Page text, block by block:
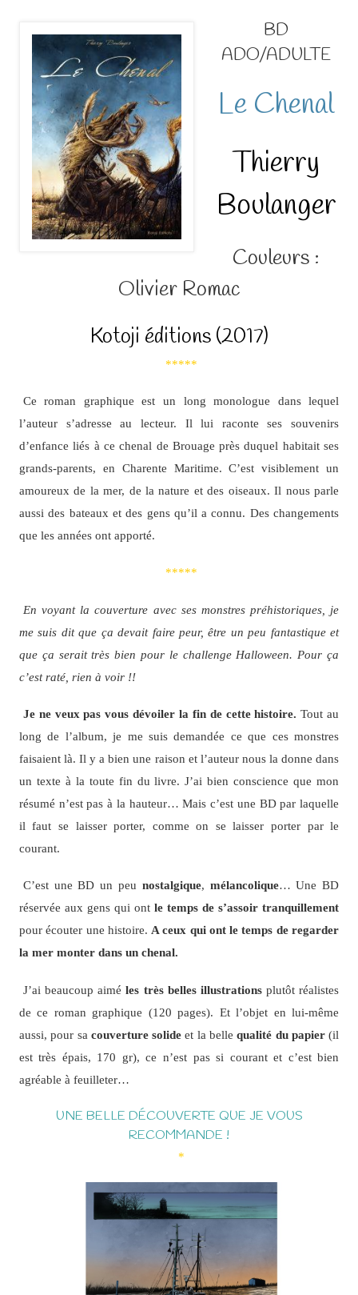
BD
ADO/ADULTE
Le Chenal
Thierry
Boulanger
Couleurs :
Olivier Romac
Kotoji éditions (2017)
*****
Ce roman graphique est un long monologue dans lequel
l’auteur s’adresse au lecteur. Il lui raconte ses souvenirs
d’enfance liés à ce chenal de Brouage près duquel habitait ses
grands-parents, en Charente Maritime. C’est visiblement un
amoureux de la mer, de la nature et des oiseaux. Il nous parle
aussi des bateaux et des gens qu’il a connu. Des changements
que les années ont apporté.
*****
En voyant la couverture avec ses monstres préhistoriques, je
me suis dit que ça devait faire peur, être un peu fantastique et
que ça serait très bien pour le challenge Halloween. Pour ça
c’est raté, rien à voir !!
Je ne veux pas vous dévoiler la fin de cette histoire. Tout au
long de l’album, je me suis demandée ce que ces monstres
faisaient là. Il y a bien une raison et l’auteur nous la donne dans
un texte à la toute fin du livre. J’ai bien conscience que mon
résumé n’est pas à la hauteur… Mais c’est une BD par laquelle
il faut se laisser porter, comme on se laisser porter par le
courant.
C’est une BD un peu nostalgique, mélancolique… Une BD
réservée aux gens qui ontle temps de s’assoir tranquillement
pour écouter une histoire.A ceux qui ont le temps de regarder
la mer monter dans un chenal.
J’ai beaucoup aiméles très belles illustrationsplutôt réalistes
de ce roman graphique (120 pages). Et l’objet en lui-même
aussi, pour sa couverture solide et la bellequalité du papier(il
est très épais, 170 gr), ce n’est pas si courant et c’est bien
agréable à feuilleter…
UNE BELLE DÉCOUVERTE QUE JE VOUS
RECOMMANDE !
*